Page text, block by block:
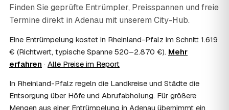
Kosten?
Im Einzelfall ist das möglich — etwa bei einer
Wohnungsauflösung im Rahmen von Sozialhilfe oder
einem vom Amt veranlassten Umzug. Wichtig: Den Antrag
stellen Sie vor Auftragserteilung beim zuständigen Amt
und holen die Kostenübernahme schriftlich ein. AWL
über die Kostenübernahme.
08 Bekomme ich einen Entsorgungsnachweis?
Finden Sie geprüfte Entrümpler, Preisspannen und freie
Termine direkt in Adenau mit unserem City-Hub.
Eine Entrümpelung kostet in Rheinland-Pfalz im Schnitt 1.619
€ (Richtwert, typische Spanne 520–2.870 €). Mehr
erfahren · Alle Preise im Report
In Rheinland-Pfalz regeln die Landkreise und Städte die
Entsorgung über Höfe und Abrufabholung. Für größere
Mengen aus einer Entrümpelung in Adenau übernimmt ein